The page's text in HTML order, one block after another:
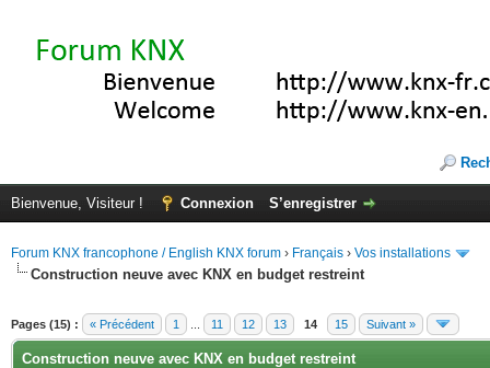
Bienvenue, Visiteur ! Connexion S’enregistrer
Forum KNX francophone / English KNX forum › Français › Vos installations
Construction neuve avec KNX en budget restreint
Pages (15) : « Précédent 1 11 12 13 14 15 Suivant »
Construction neuve avec KNX en budget restreint